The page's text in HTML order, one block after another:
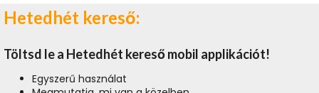
Hetedhét kereső:
Töltsd le a Hetedhét kereső mobil applikációt!
Egyszerű használat